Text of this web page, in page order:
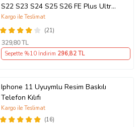
S22 S23 S24 S25 S26 FE Plus Ultra
Kılıf Kişiye Özel Resimli Fotoğraflı
Silikon
(21)
Kargo ile Teslimat
329,80 TL
Sepette %10 İndirim 296,82 TL
Iphone 11 Uyuymlu Resim Baskılı
Telefon Kılıfı
(16)
Kargo ile Teslimat